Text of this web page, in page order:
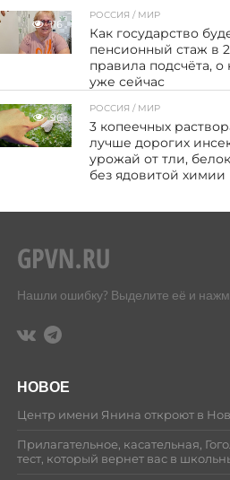
116
РОССИЯ / МИР
Как государство
пенсионный стаж в
правила подсчёта,
уже сейчас
96
РОССИЯ / МИР
3 копеечных
лучше дорогих
урожай от тли,
без ядовитой химии
Нашли ошибку? Выделите её и
НОВОЕ
Центр имени Янина откроют в
Прилагательное, касательная,
тест, который вернет вас в